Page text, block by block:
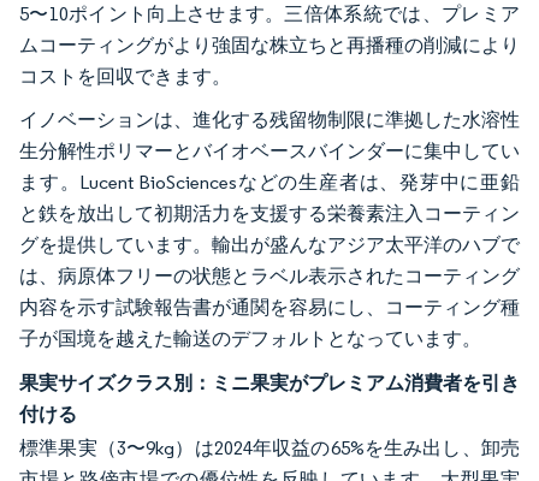
5〜10ポイント向上させます。三倍体系統では、プレミア
ムコーティングがより強固な株立ちと再播種の削減により
コストを回収できます。
イノベーションは、進化する残留物制限に準拠した水溶性
生分解性ポリマーとバイオベースバインダーに集中してい
ます。Lucent BioSciencesなどの生産者は、発芽中に亜鉛
と鉄を放出して初期活力を支援する栄養素注入コーティン
グを提供しています。輸出が盛んなアジア太平洋のハブで
は、病原体フリーの状態とラベル表示されたコーティング
内容を示す試験報告書が通関を容易にし、コーティング種
子が国境を越えた輸送のデフォルトとなっています。
果実サイズクラス別：ミニ果実がプレミアム消費者を引き
付ける
標準果実（3〜9kg）は2024年収益の65%を生み出し、卸売